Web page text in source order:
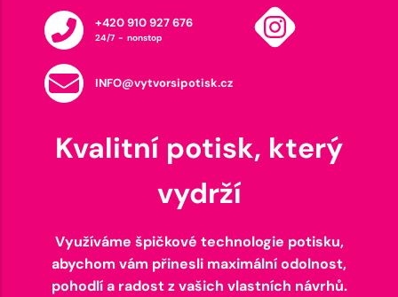
+420 910 927 676
24/7 - nonstop
INFO@vytvorsipotisk.cz
Kvalitní potisk, který
vydrží
Využíváme špičkové technologie potisku,
abychom vám přinesli maximální odolnost,
pohodlí a radost z vašich vlastních návrhů.